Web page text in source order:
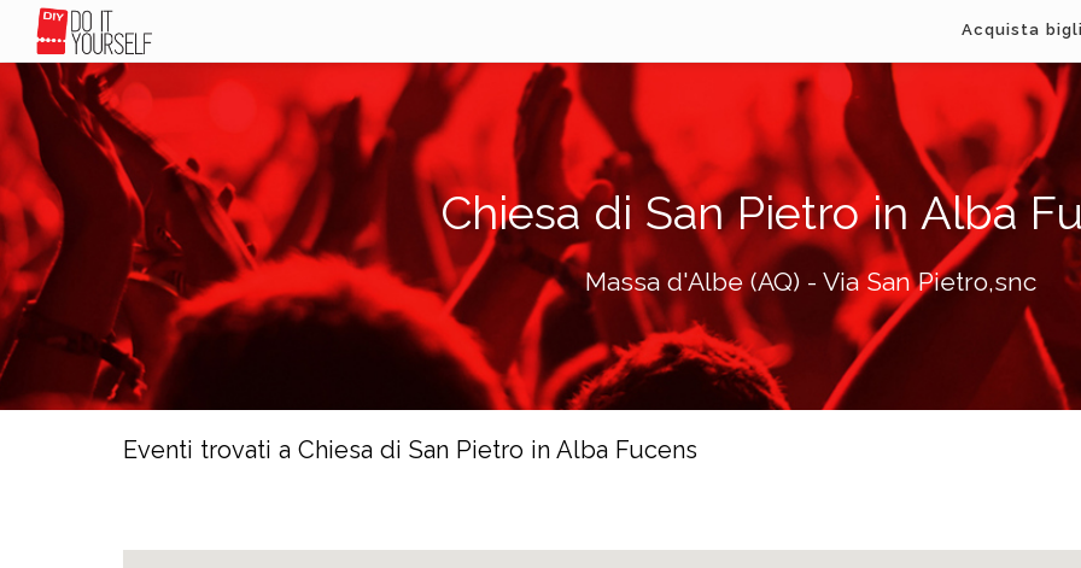
Acquista
Chiesa di San Pietro in Alba
Massa d'Albe (AQ) - Via San Pietro,snc
Eventi trovati a Chiesa di San Pietro in Alba Fucens